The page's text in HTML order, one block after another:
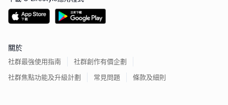
關於
社群最強使用指南
社群創作有價企劃
社群焦點功能及升級計劃
常見問題 條款及細則